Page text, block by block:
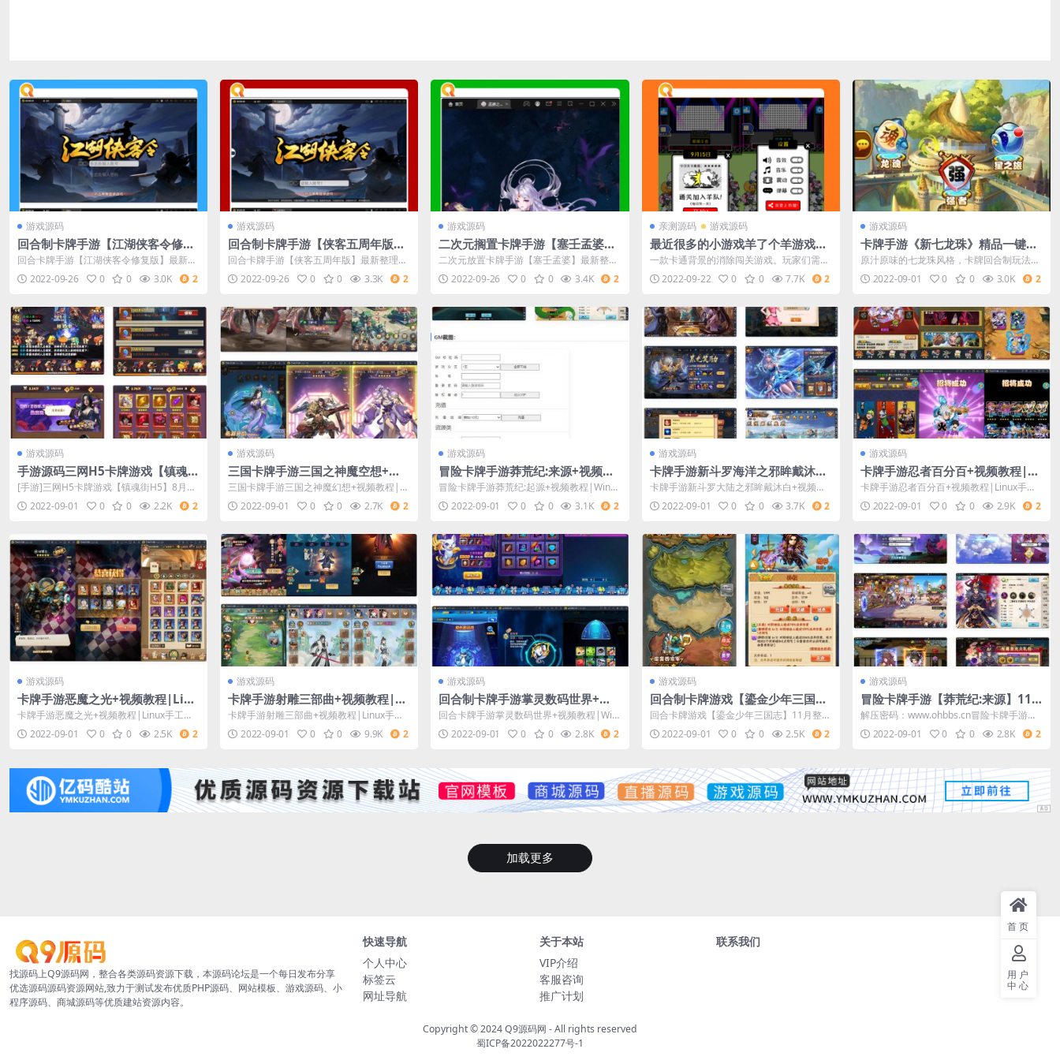
游戏源码
回合制卡牌手游【江湖侠客令修复
版】最新整顿Win半手工效劳端+G
M受权后端
回合卡牌手游【江湖侠客令修复版】最新整
理Win半手工服务端+GM授权后台
2022-09-26 0 0 3.0K 2
游戏源码
回合制卡牌手游【侠客五周年版】
最新整顿Win半手工效劳端+经营
后端+安卓苹果双端
回合卡牌手游【侠客五周年版】最新整理Wi
n半手工服务端+运营后台+安卓苹果双端
2022-09-26 0 0 3.3K 2
游戏源码
二次元搁置卡牌手游【塞壬孟婆】
最新整顿Linux手工效劳端+GM后
端
二次元放置卡牌手游【塞壬孟婆】最新整理
Linux手工服务端+GM后台
2022-09-26 0 0 3.4K 2
亲测源码 游戏源码
最近很多的小游戏羊了个羊游戏源
码/带后端java
一款卡通背景的消除闯关游戏。玩家们需要
点击上方卡牌，被选中的卡牌会下移到底部
的木...2022-09-22 0 0 7.7K 2
游戏源码
卡牌手游《新七龙珠》精品一键效
劳端+安卓苹果双端
原汁原味的七龙珠风格，卡牌回合制玩法符
合时代的潮流，各种各样熟悉的角色出现在
你的2022-09-01 0 0 3.0K 2
游戏源码
手游源码三网H5卡牌游戏【镇魂街
H5】8月整顿Win一键即玩效劳端
+GM受权后端
[手游]三网H5卡牌游戏【镇魂街H5】8月整
理Win一键即玩服务端+GM授权后台
2022-09-01 0 0 2.2K 2
游戏源码
三国卡牌手游三国之神魔空想+视
频教程|Linux手工端+CDK受权后
端
三国卡牌手游三国之神魔幻想+视频教程|Li
nux手工端+CDK授权后台
2022-09-01 0 0 2.7K 2
游戏源码
冒险卡牌手游莽荒纪:来源+视频教
程|Win一键即玩效劳端+安卓苹果
双端
冒险卡牌手游莽荒纪:起源+视频教程|Win一
键即玩服务端+安卓苹果双端
2022-09-01 0 0 3.1K 2
游戏源码
卡牌手游新斗罗海洋之邪眸戴沐白
+视频教程|Linux手工效劳端+经
营后端+GM受权后端
卡牌手游新斗罗大陆之邪眸戴沐白+视频教
程|Linux手工服务端+运营后台+GM授
2022-09-01 0 0 3.7K 2
游戏源码
卡牌手游忍者百分百+视频教程|Li
nux手工效劳端+GM后端+安卓苹
果
卡牌手游忍者百分百+视频教程|Linux手工
服务端+GM后台+安卓苹果
2022-09-01 0 0 2.9K 2
游戏源码
卡牌手游恶魔之光+视频教程|Linu
x手工效劳端+CDK受权后端
卡牌手游恶魔之光+视频教程|Linux手工服
务端+CDK授权后台
2022-09-01 0 0 2.5K 2
游戏源码
卡牌手游射雕三部曲+视频教程|Li
nux手工效劳端+当地验证+GM后
端+安卓苹果双端
卡牌手游射雕三部曲+视频教程|Linux手工
服务端+本地验证+GM后台+安卓苹果
2022-09-01 0 0 9.9K 2
游戏源码
回合制卡牌手游掌灵数码世界+视
频教程|Win一键效劳端+安卓+在
线内充
回合卡牌手游掌灵数码世界+视频教程|Win
一键服务端+安卓+在线内充
2022-09-01 0 0 2.8K 2
游戏源码
回合制卡牌游戏【鎏金少年三国
志】11月整顿Linux手工效劳端+G
M后端
回合卡牌游戏【鎏金少年三国志】11月整理
Linux手工服务端+GM后台
2022-09-01 0 0 2.5K 2
游戏源码
冒险卡牌手游【莽荒纪:来源】11
月整顿Win手工效劳端+经营后端
+双端
解压密码：www.ohbbs.cn冒险卡牌手游
【莽荒纪:起源】11月整理Win手
2022-09-01 0 0 2.8K 2
加载更多
找源码上Q9源码网，整合各类源码资源下载，本源码论坛是一个每日发布分享
优选源码源码资源网站,致力于测试发布优质PHP源码、网站模板、游戏源码、小
程序源码、商城源码等优质建站资源内容。
快速导航
个人中心
标签云
网址导航
关于本站
VIP介绍
客服咨询
推广计划
联系我们
Copyright © 2024Q9源码网 - All rights reserved
蜀ICP备2022022277号-1
首页
用户
中心